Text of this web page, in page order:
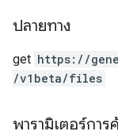
ปลายทาง
get https: / /
/v1beta/files
พารามิเตอร์การ